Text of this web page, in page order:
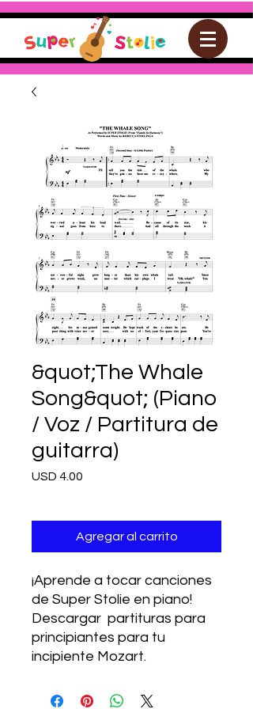
&quot;The Whale
Song&quot; (Piano
/ Voz / Partitura de
guitarra)
USD 4.00
Agregar al carrito
¡Aprende a tocar canciones
de Super Stolie en piano!
Descargar partituras para
principiantes para tu
incipiente Mozart.